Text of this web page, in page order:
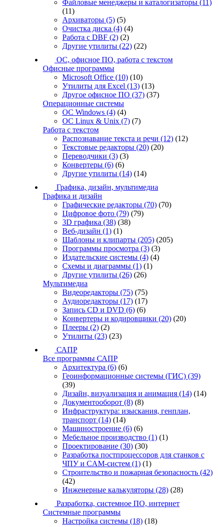
Файловые менеджеры и каталогизаторы (11)
(11)
Архиваторы (5) (5)
Очистка диска (4) (4)
Работа с DBF (2) (2)
Другие утилиты (22) (22)
ОС, офисное ПО, работа с текстом
Офисные программы
Microsoft Office (10) (10)
Утилиты для Excel (13) (13)
Другое офисное ПО (37) (37)
Операционные системы
ОС Windows (4) (4)
ОС Linux & Unix (7) (7)
Работа с текстом
Распознавание текста и речи (12) (12)
Текстовые редакторы (20) (20)
Переводчики (3) (3)
Конвертеры (6) (6)
Другие утилиты (14) (14)
Графика, дизайн, мультимедиа
Графика и дизайн
Графические редакторы (70) (70)
Цифровое фото (79) (79)
3D графика (38) (38)
Веб-дизайн (1) (1)
Шаблоны и клипарты (205) (205)
Программы просмотра (3) (3)
Издательские системы (4) (4)
Схемы и диаграммы (1) (1)
Другие утилиты (26) (26)
Мультимедиа
Видеоредакторы (75) (75)
Аудиоредакторы (17) (17)
Запись CD и DVD (6) (6)
Конвертеры и кодировщики (20) (20)
Плееры (2) (2)
Утилиты (23) (23)
САПР
Все программы САПР
Архитектура (6) (6)
Геоинформационные системы (ГИС) (39)
(39)
Дизайн, визуализация и анимация (14) (14)
Документооборот (8) (8)
Инфраструктура: изыскания, генплан,
транспорт (14) (14)
Машиностроение (6) (6)
Мебельное производство (1) (1)
Проектирование (30) (30)
Разработка постпроцессоров для станков с
ЧПУ и CAM-систем (1) (1)
Строительство и пожарная безопасность (42)
(42)
Инженерные калькуляторы (28) (28)
Разработка, системное ПО, интернет
Системные программы
Настройка системы (18) (18)